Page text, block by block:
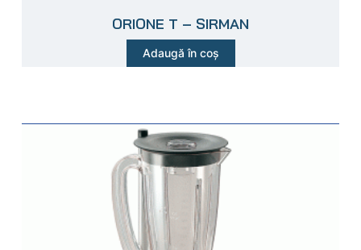
ORIONE T – SIRMAN
Adaugă în coș